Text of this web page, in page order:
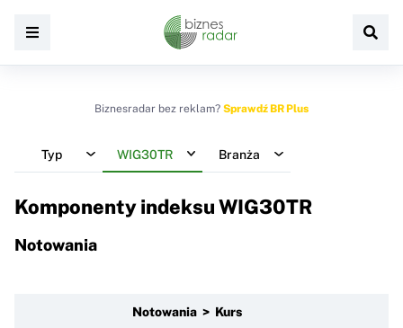
Biznesradar bez reklam? Sprawdź BR Plus
Typ WIG30TR Branża
Komponenty indeksuWIG30TR
Notowania
Notowania > Kurs